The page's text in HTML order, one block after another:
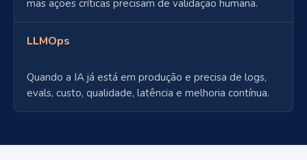
mas ações críticas precisam de validação humana.
LLMOps
Quando a IA já está em produção e precisa de logs,
evals, custo, qualidade, latência e melhoria contínua.